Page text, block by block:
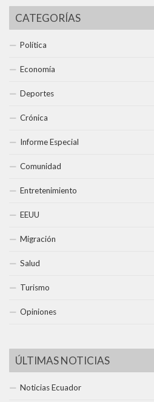
CATEGORÍAS
Política
Economía
Deportes
Crónica
Informe Especial
Comunidad
Entretenimiento
EEUU
Migración
Salud
Turismo
Opiniones
ÚLTIMAS NOTICIAS
Noticias Ecuador